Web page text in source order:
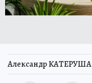
Александр КАТЕРУША